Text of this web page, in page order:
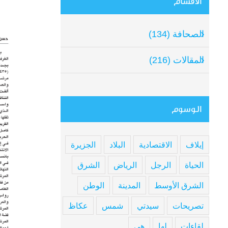
الصحافة (134)
المقالات (216)
الوسوم
إيلاف الاقتصادية البلاد الجزيرة
الحياة الرجل الرياض الشرق
الشرق الأوسط المدينة الوطن
تصريحات سيدتي شمس عكاظ
لقاءات لها هي